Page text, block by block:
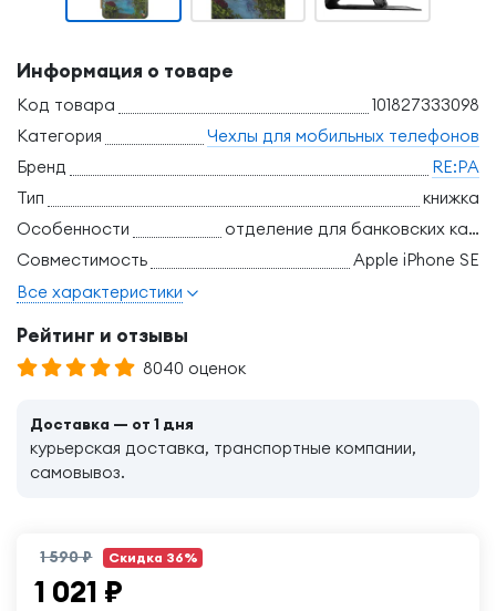
Информация о товаре
Код товара
101827333098
Категория
Чехлы для мобильных телефонов
Бренд
RE:PA
Тип
книжка
Особенности
отделение для банковских карт, трансформация в подставку
Совместимость
Apple iPhone SE
Все характеристики
Рейтинг и отзывы
8040 оценок
Доставка — от 1 дня
курьерская доставка, транспортные компании,
самовывоз.
1 590 ₽ Скидка 36%
1 021 ₽